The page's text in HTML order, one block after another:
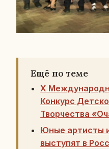
Ещё по теме
X
Конкурс
Творчества
Юные артисты
выступят в